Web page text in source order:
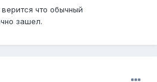
что обычный
зашел.